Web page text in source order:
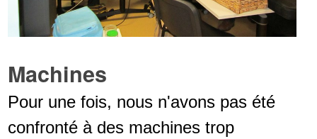
Machines
Pour une fois, nous n'avons pas été
confronté à des machines trop